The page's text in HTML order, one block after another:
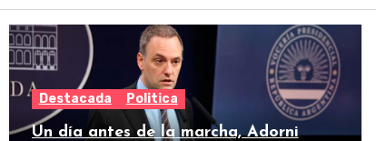
Destacada Politica
Un día antes de la marcha, Adorni